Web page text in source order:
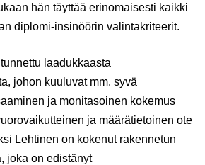
hän täyttää erinomaisesti kaikki
diplomi-insinöörin valintakriteerit.
laadukkaasta
johon kuuluvat mm. syvä
ja monitasoinen kokemus
ja määrätietoinen ote
Lehtinen on kokenut rakennetun
joka on edistänyt